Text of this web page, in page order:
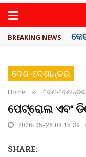
BREAKING NEWS
ଦେଶ-ଦେଶାନ୍ତର
Home ›› ଦେଶ-ଦେଶାନ୍ତର
ପେଟ୍ରୋଲ ଏବଂ
2026-05-26 08:15:39
SHARE: